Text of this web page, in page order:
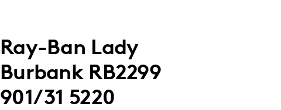
Ray-Ban Lady
Burbank RB2299
901/31 5220